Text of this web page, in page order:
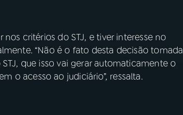
critérios do STJ, e tiver interesse no
“Não é o fato desta decisão tomada
que isso vai gerar automaticamente o
o acesso ao judiciário”, ressalta.